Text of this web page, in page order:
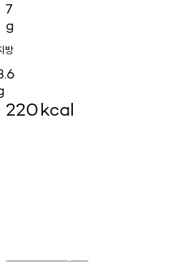
7
g
방
220kcal